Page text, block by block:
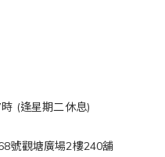
(逢星期二休息)
觀塘廣場2樓240舖